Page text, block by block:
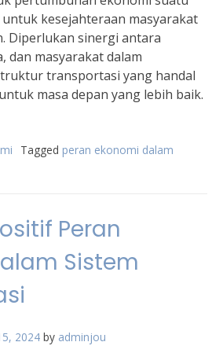
kesejahteraan masyarakat
Diperlukan sinergi antara
dan masyarakat dalam
transportasi yang handal
masa depan yang lebih baik.
Tagged peran ekonomi dalam
Peran
Sistem
2024 by adminjou